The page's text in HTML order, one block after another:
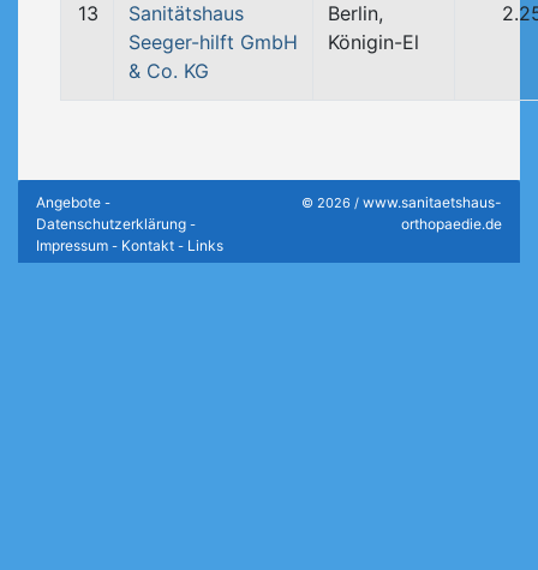
13
Sanitätshaus
Seeger-hilft GmbH
& Co. KG
Berlin,
Königin-El
Angebote -
Datenschutzerklärung -
Impressum - Kontakt - Links
© 2026 / www.sanitaetshaus-
orthopaedie.de